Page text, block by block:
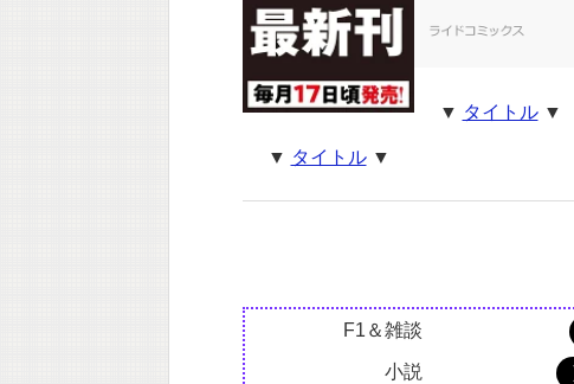
▼ タイトル▼
▼ タイトル▼
F1＆雑談
小説